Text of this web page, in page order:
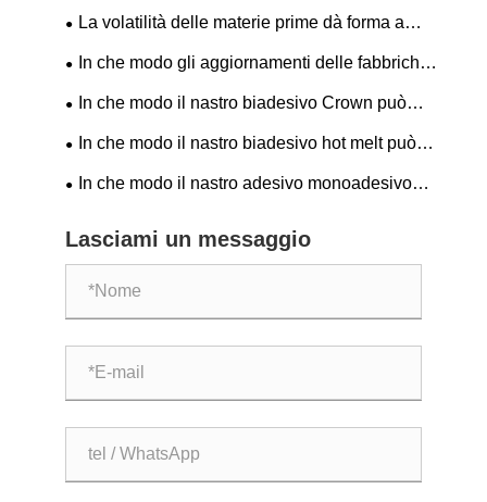
l’adeguamento della catena di fornitura per i
La volatilità delle materie prime dà forma a
nuovi modelli per la produzione di nastri adesivi
In che modo gli aggiornamenti delle fabbriche
rimodellano la cooperazione di fornitura
In che modo il nastro biadesivo Crown può
migliorare l'efficienza degli incollaggi industriali?
In che modo il nastro biadesivo hot melt può
risolvere le tue sfide di imballaggio?
In che modo il nastro adesivo monoadesivo
Lasciami un messaggio